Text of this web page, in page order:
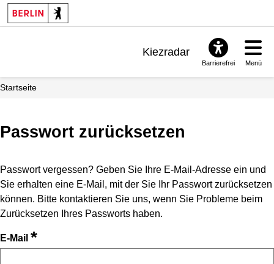
Kiezradar
Barrierefrei Menü
Startseite
Passwort zurücksetzen
Passwort vergessen? Geben Sie Ihre E-Mail-Adresse ein und
Sie erhalten eine E-Mail, mit der Sie Ihr Passwort zurücksetzen
können. Bitte kontaktieren Sie uns, wenn Sie Probleme beim
Zurücksetzen Ihres Passworts haben.
E-Mail *